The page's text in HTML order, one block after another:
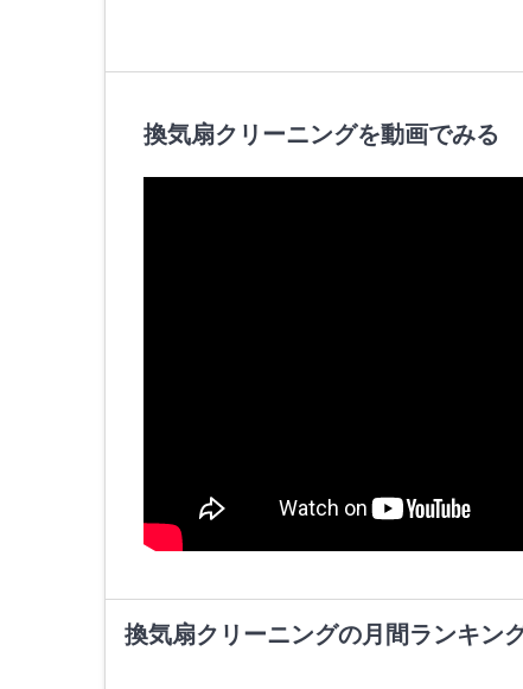
換気扇クリーニングを動画でみる
換気扇クリーニングの月間ランキン